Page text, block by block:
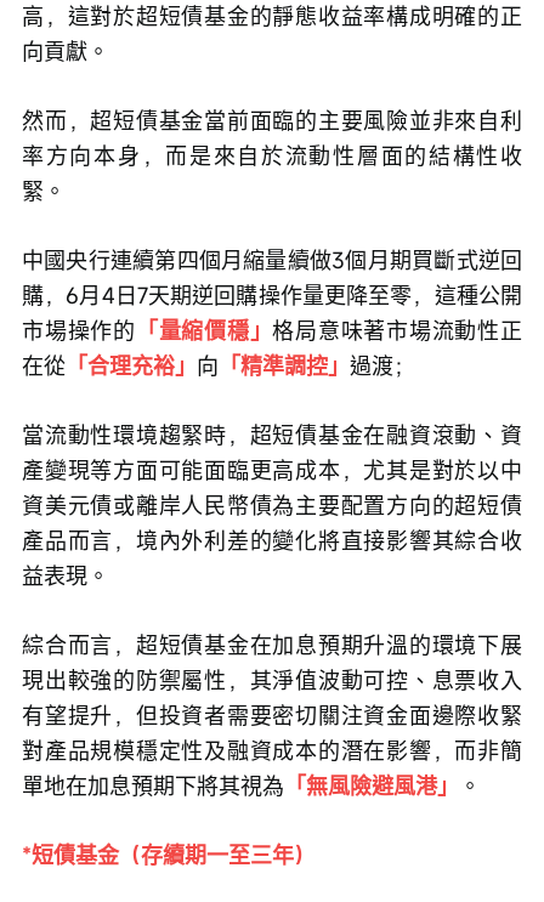
高，這對於超短債基金的靜態收益率構成明確的正
向貢獻。
然而，超短債基金當前面臨的主要風險並非來自利
率方向本身，而是來自於流動性層面的結構性收
緊。
中國央行連續第四個月縮量續做3個月期買斷式逆回
購，6月4日7天期逆回購操作量更降至零，這種公開
市場操作的 「量縮價穩」格局意味著市場流動性正
在從 「合理充裕」 向 「精準調控」 過渡；
當流動性環境趨緊時，超短債基金在融資滾動、資
產變現等方面可能面臨更高成本，尤其是對於以中
資美元債或離岸人民幣債為主要配置方向的超短債
產品而言，境內外利差的變化將直接影響其綜合收
益表現。
綜合而言，超短債基金在加息預期升溫的環境下展
現出較強的防禦屬性，其淨值波動可控、息票收入
有望提升，但投資者需要密切關注資金面邊際收緊
對產品規模穩定性及融資成本的潛在影響，而非簡
單地在加息預期下將其視為 「無風險避風港」 。
*短債基金（存續期一至三年）